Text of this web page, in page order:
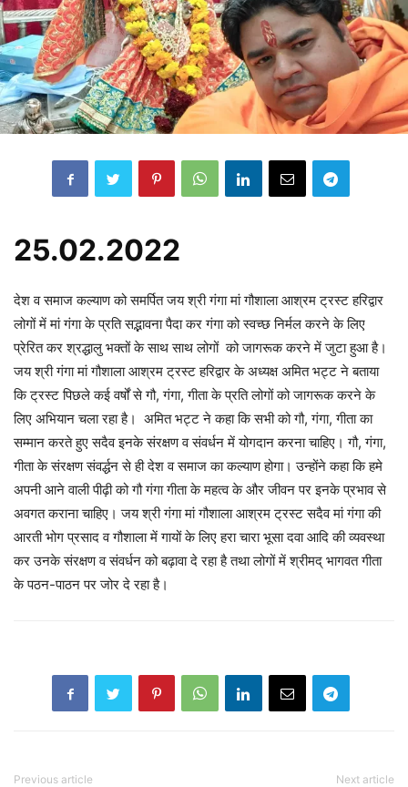
25.02.2022
देश व समाज कल्याण को समर्पित जय श्री गंगा मां गौशाला आश्रम ट्रस्ट हरिद्वार
लोगों में मां गंगा के प्रति सद्भावना पैदा कर गंगा को स्वच्छ निर्मल करने के लिए
प्रेरित कर श्रद्धालु भक्तों के साथ साथ लोगों को जागरूक करने में जुटा हुआ है।
जय श्री गंगा मां गौशाला आश्रम ट्रस्ट हरिद्वार के अध्यक्ष अमित भट्ट ने बताया
कि ट्रस्ट पिछले कई वर्षों से गौ, गंगा, गीता के प्रति लोगों को जागरूक करने के
लिए अभियान चला रहा है। अमित भट्ट ने कहा कि सभी को गौ, गंगा, गीता का
सम्मान करते हुए सदैव इनके संरक्षण व संवर्धन में योगदान करना चाहिए। गौ, गंगा,
गीता के संरक्षण संवर्द्धन से ही देश व समाज का कल्याण होगा। उन्होंने कहा कि हमे
अपनी आने वाली पीढ़ी को गौ गंगा गीता के महत्व के और जीवन पर इनके प्रभाव से
अवगत कराना चाहिए। जय श्री गंगा मां गौशाला आश्रम ट्रस्ट सदैव मां गंगा की
आरती भोग प्रसाद व गौशाला में गायों के लिए हरा चारा भूसा दवा आदि की व्यवस्था
कर उनके संरक्षण व संवर्धन को बढ़ावा दे रहा है तथा लोगों में श्रीमद् भागवत गीता
के पठन-पाठन पर जोर दे रहा है।
Previous article Next article